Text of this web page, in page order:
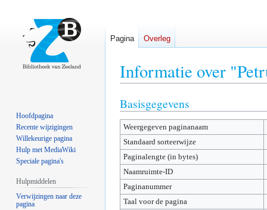
Informatie over
Naar
navigatie
springen
Naar
zoeken
springen
Basisgegevens
Weergegeven paginanaam
Standaard sorteerwijze
Paginalengte (in bytes)
Naamruimte-ID
Paginanummer
Taal voor de pagina
Pagina Overleg
Hoofdpagina
Recente wijzigingen
Willekeurige pagina
Hulp met MediaWiki
Speciale pagina's
Hulpmiddelen
Verwijzingen naar deze
pagina